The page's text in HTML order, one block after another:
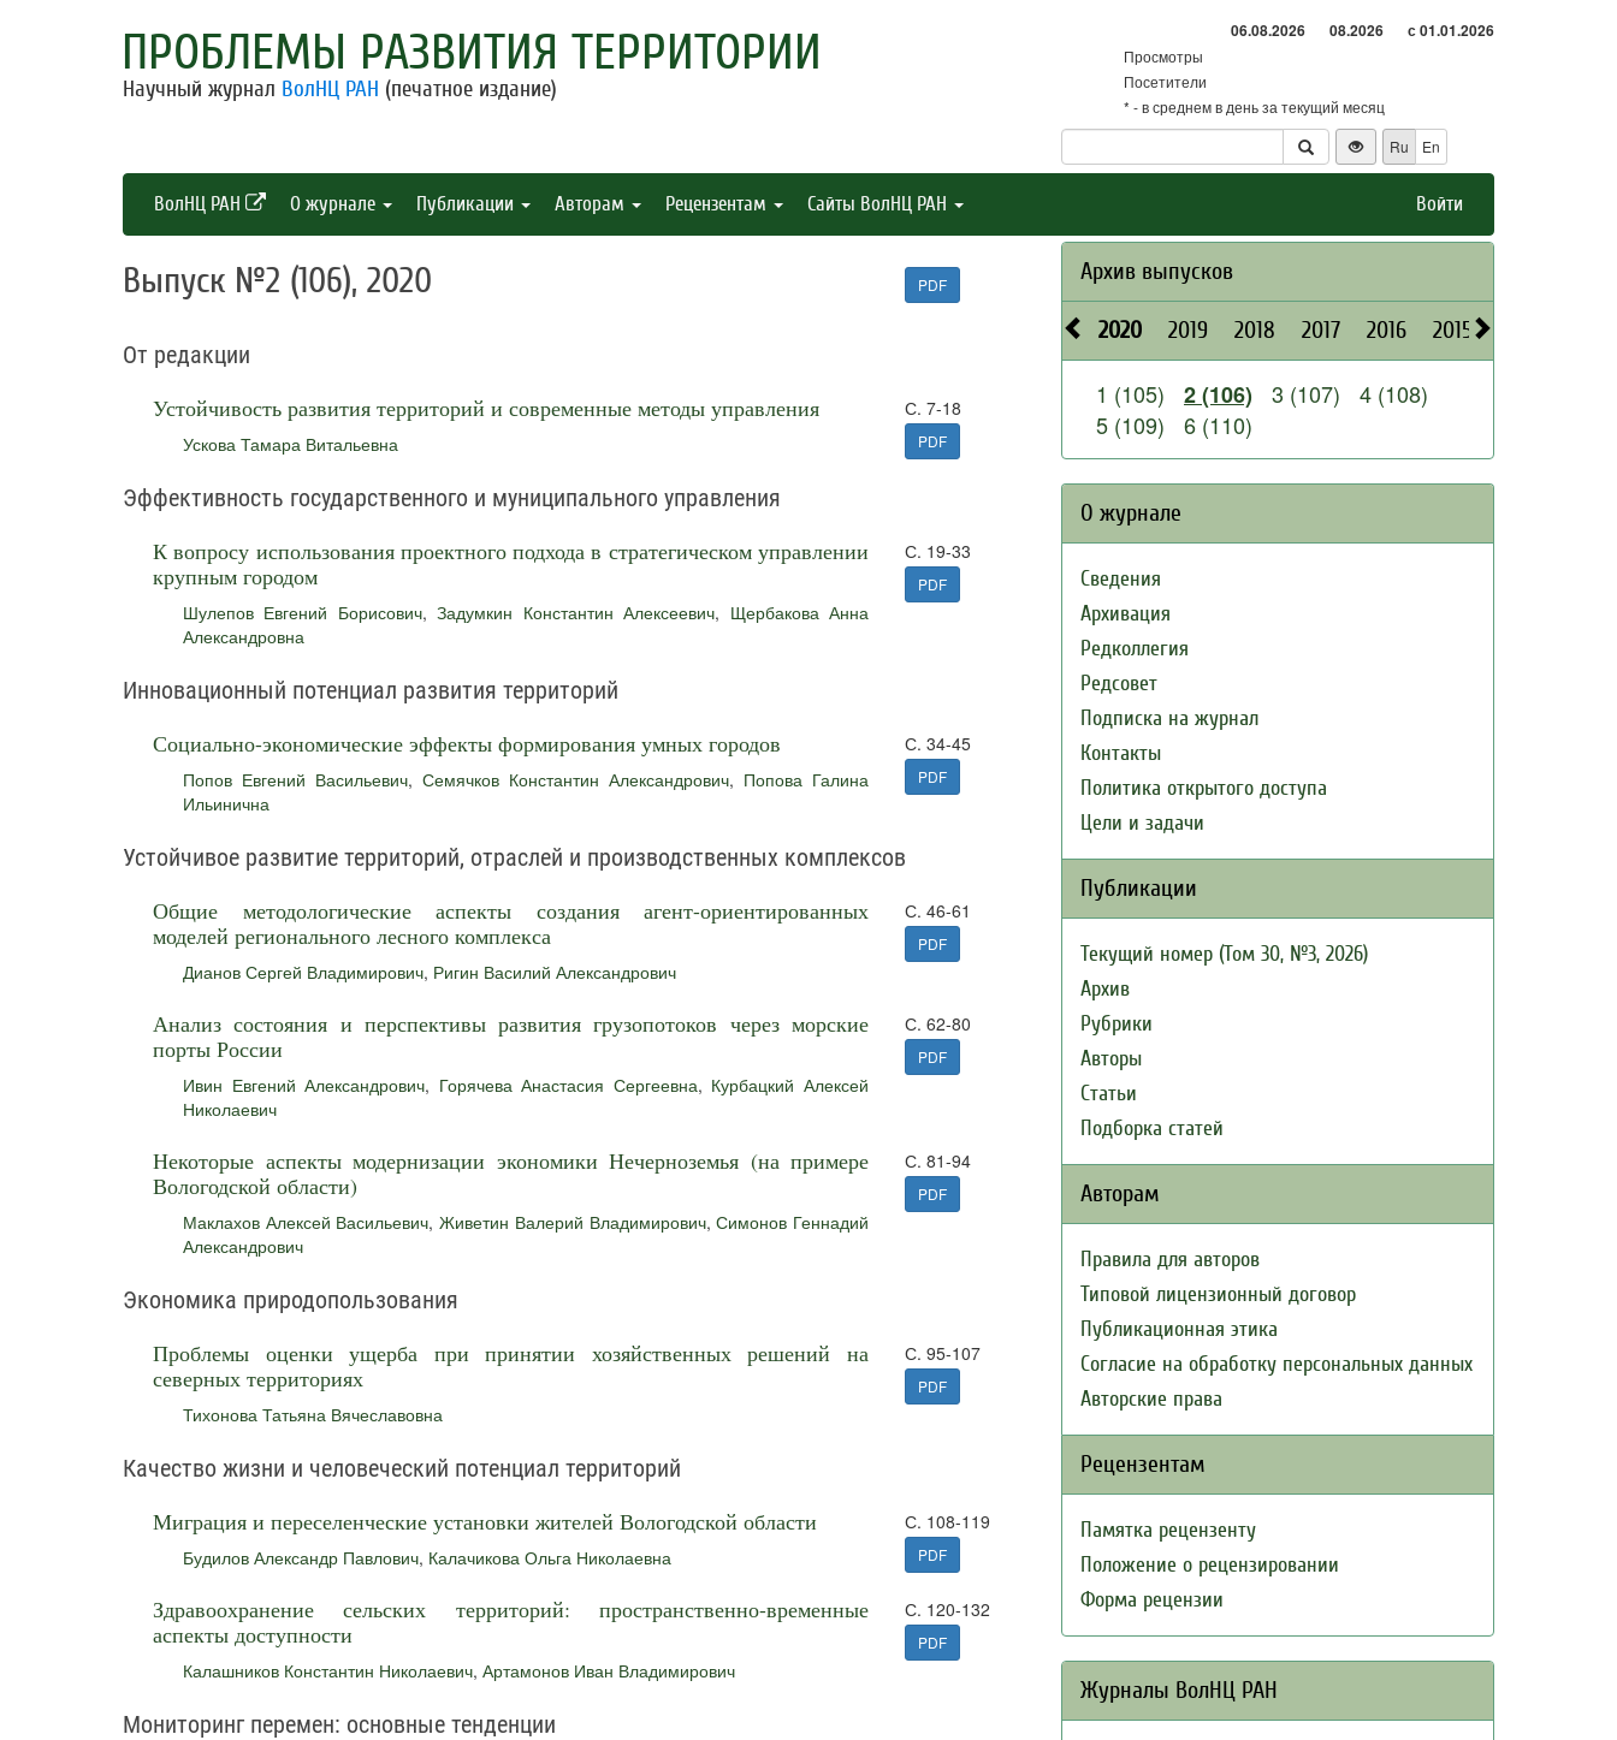
ПРОБЛЕМЫ РАЗВИТИЯ ТЕРРИТОРИИ
Научный журнал ВолНЦ РАН (печатное издание)
06.08.2026 08.2026 с 01.01.2026
Просмотры
Посетители
* - в среднем в день за текущий месяц
Ru
En
ВолНЦ РАН О журнале Публикации Авторам Рецензентам Сайты ВолНЦ РАН Войти
Выпуск №2 (106), 2020 PDF
От редакции
Устойчивость развития территорий и современные методы управления
Ускова Тамара Витальевна
С. 7-18
PDF
Эффективность государственного и муниципального управления
К вопросу использования проектного подхода в стратегическом управлении
крупным городом
Шулепов Евгений Борисович,Задумкин Константин Алексеевич, Щербакова Анна
Александровна
С. 19-33
PDF
Инновационный потенциал развития территорий
Социально-экономические эффекты формирования умных городов
Попов Евгений Васильевич, Семячков Константин Александрович, Попова Галина
Ильинична
С. 34-45
PDF
Устойчивое развитие территорий, отраслей и производственных комплексов
Общие методологические аспекты создания агент-ориентированных
моделей регионального лесного комплекса
Дианов Сергей Владимирович, Ригин Василий Александрович
С. 46-61
PDF
Анализ состояния и перспективы развития грузопотоков через морские
порты России
Ивин Евгений Александрович, Горячева Анастасия Сергеевна, Курбацкий Алексей
Николаевич
С. 62-80
PDF
Некоторые аспекты модернизации экономики Нечерноземья (на примере
Вологодской области)
Маклахов Алексей Васильевич,Живетин Валерий Владимирович,Симонов Геннадий
Александрович
С. 81-94
PDF
Экономика природопользования
Проблемы оценки ущерба при принятии хозяйственных решений на
северных территориях
Тихонова Татьяна Вячеславовна
С. 95-107
PDF
Качество жизни и человеческий потенциал территорий
Миграция и переселенческие установки жителей Вологодской области
Будилов Александр Павлович, Калачикова Ольга Николаевна
С. 108-119
PDF
Здравоохранение сельских территорий: пространственно-временные
аспекты доступности
Калашников Константин Николаевич, Артамонов Иван Владимирович
С. 120-132
PDF
Мониторинг перемен: основные тенденции
Архив выпусков
2020 2019 2018 2017 2016 2015
1 (105) 2 (106) 3 (107)
4 (108)
5 (109)
6 (110)
О журнале
Сведения
Архивация
Редколлегия
Редсовет
Подписка на журнал
Контакты
Политика открытого доступа
Цели и задачи
Публикации
Текущий номер (Том 30, №3, 2026)
Архив
Рубрики
Авторы
Статьи
Подборка статей
Авторам
Правила для авторов
Типовой лицензионный договор
Публикационная этика
Согласие на обработку персональных данных
Авторские права
Рецензентам
Памятка рецензенту
Положение о рецензировании
Форма рецензии
Журналы ВолНЦ РАН